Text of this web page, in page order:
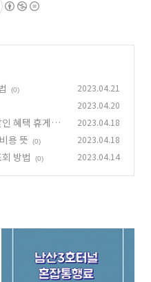
(0) 2023.04.21
2023.04.20
혜택 휴게소
2023.04.18
용 뜻 (0) 2023.04.18
방법 (0) 2023.04.14